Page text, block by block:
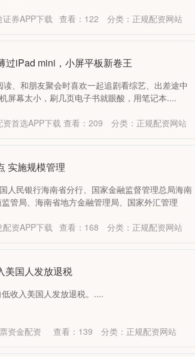
券APP下载 查看： 122 分类： 正规配资网站
过iPad mini，小屏平板新卷王
、和朋友聚会时喜欢一起追剧看综艺、出差途中
屏幕太小，刷几页电子书就眼酸，用笔记本....
首选APP下载 查看： 209 分类： 正规配资网站
实施规模管理
人民银行海南省分行、国家金融监督管理总局海南
管局、海南省地方金融管理局、国家外汇管理
资APP下载 查看： 168 分类： 正规配资网站
美国人发放退税
收入美国人发放退税。....
资金配资 查看： 139 分类： 正规配资网站